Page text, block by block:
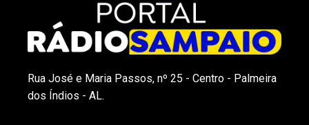
Rua José e Maria Passos, nº 25 - Centro - Palmeira
dos Índios - AL.